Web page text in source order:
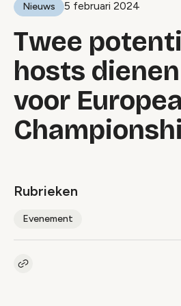
Nieuws 5 februari 2024
Twee
hosts
voor
Rubrieken
Evenement
Kopieer link naar artikel